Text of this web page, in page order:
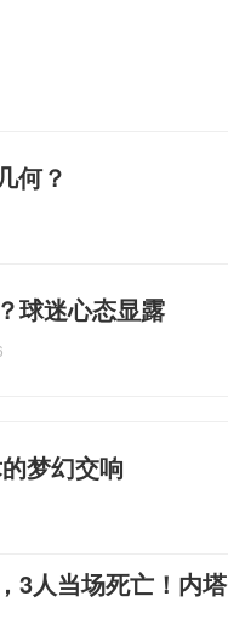
何？
球迷心态显露
梦幻交响
3人当场死亡！内塔